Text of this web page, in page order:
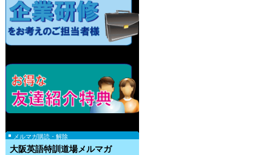
メルマガ購読・解除
大阪英語特訓道場メルマガ